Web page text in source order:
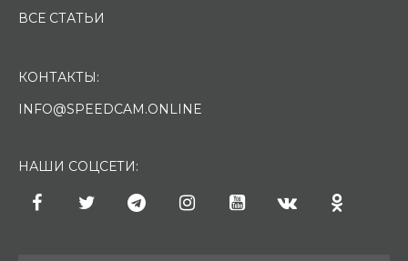
ВСЕ СТАТЬИ
КОНТАКТЫ:
INFO@SPEEDCAM.ONLINE
НАШИ СОЦСЕТИ: